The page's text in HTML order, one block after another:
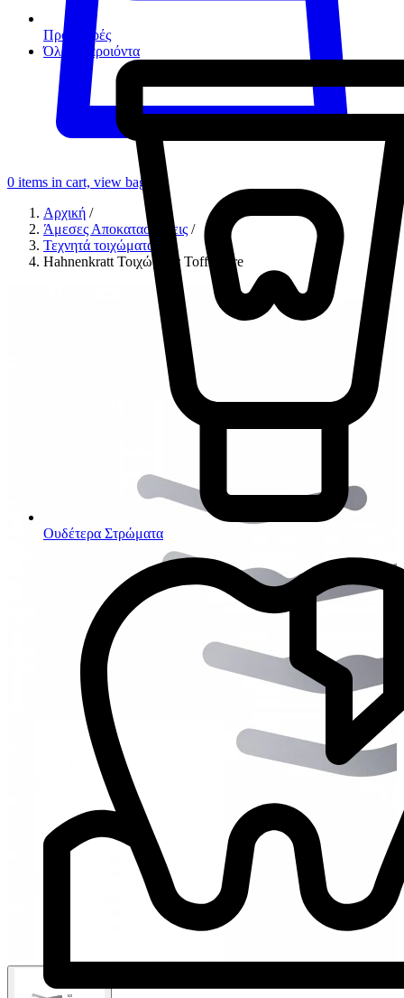
Προσφορές
Όλα τα προιόντα
Ουδέτερα Στρώματα
0 items in cart, view bag
Αρχική /
Άμεσες Αποκαταστάσεις /
Τεχνητά τοιχώματα
Hahnenkratt Τοιχώματα Tofflemire